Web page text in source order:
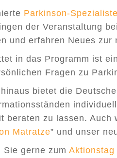
Parkinson-
der Veranstaltung
und erfahren Neues zur
in das Programm ist
Fragen zu
bietet die
beraten zu lassen. Auch
Matratze” und unser
Sie gerne zum Aktionstag